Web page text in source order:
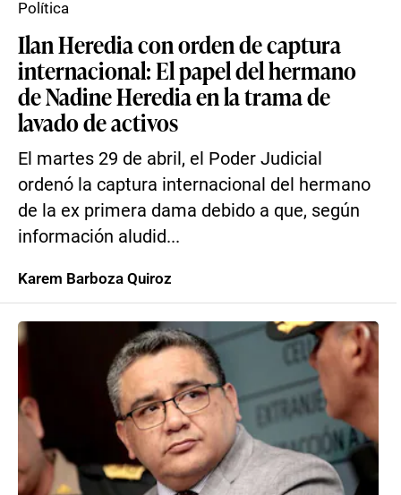
Ilan Heredia con orden de captura
internacional: El papel del hermano
de Nadine Heredia en la trama de
lavado de activos
El martes 29 de abril, el Poder Judicial
ordenó la captura internacional del hermano
de la ex primera dama debido a que, según
información aludid...
Política
Karem Barboza Quiroz